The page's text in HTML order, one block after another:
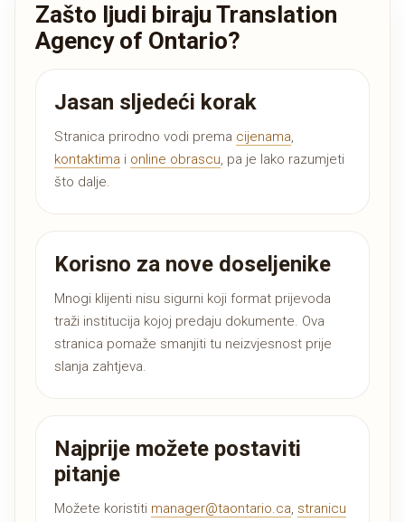
Zašto ljudi biraju Translation
Agency of Ontario?
Jasan sljedeći korak
Stranica prirodno vodi prema cijenama,
kontaktima i online obrascu, pa je lako razumjeti
što dalje.
Korisno za nove doseljenike
Mnogi klijenti nisu sigurni koji format prijevoda
traži institucija kojoj predaju dokumente. Ova
stranica pomaže smanjiti tu neizvjesnost prije
slanja zahtjeva.
Najprije možete postaviti
pitanje
Možete koristiti manager@taontario.ca, stranicu